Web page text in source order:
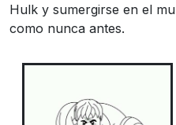
Hulk y sumergirse en el
como nunca antes.